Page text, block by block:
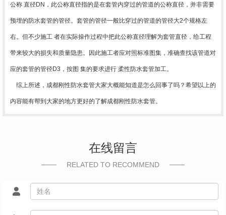
公称 直径DN，此公称直径指的是在套管内穿过的管道的公称直径，并非需要
预埋的防水套管的管径。套管的管径一般比穿过的管道的管径大2个规格左
右。但不少施工 者在实际操作过程中把此公称直径理解为套管直径，给工程
带来较大的损失和质量隐患。因此施工者应对照标准图集，准确查找该管道对
应的套管的管径D3，按图 集的要求进行 柔性防水套管加工。
综上所述，成都刚性防水套管大家大概能知道是怎么回事了吗？希望以上的
内容能有帮到大家的地方更好的了解成都刚性防水套管。
在线留言
RELATED TO RECOMMEND